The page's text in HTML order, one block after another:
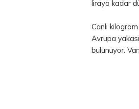
liraya kadar
Canlı
Avrupa
bulunuyor.